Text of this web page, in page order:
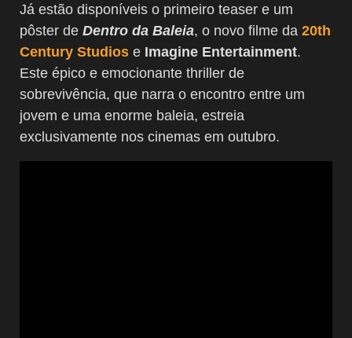
Já estão disponíveis o primeiro teaser e um
pôster de Dentro da Baleia, o novo filme da 20th
Century Studios e Imagine Entertainment.
Este épico e emocionante thriller de
sobrevivência, que narra o encontro entre um
jovem e uma enorme baleia, estreia
exclusivamente nos cinemas em outubro.